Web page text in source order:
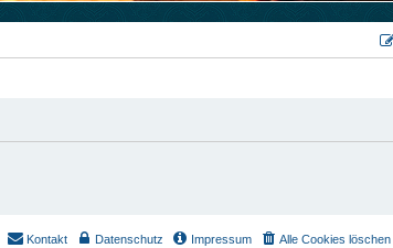
Alle Cookies löschen
Impressum
Datenschutz
Kontakt